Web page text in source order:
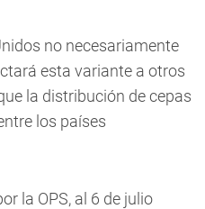
no necesariamente
esta variante a otros
la distribución de cepas
los países
la OPS, al 6 de julio